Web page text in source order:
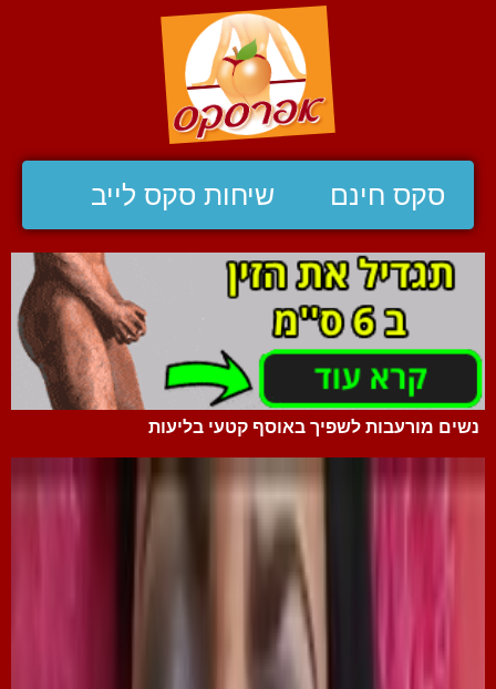
סקס חינם שיחות סקס לייב
נשים מורעבות לשפיך באוסף קטעי בליעות